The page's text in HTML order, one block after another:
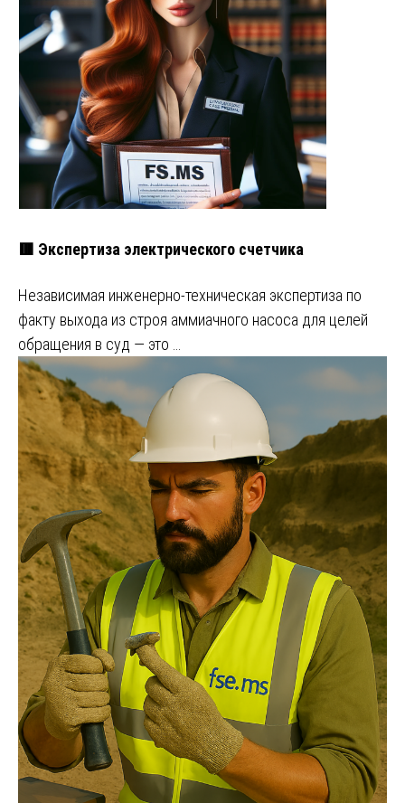
🟥 Экспертиза электрического счетчика
Независимая инженерно-техническая экспертиза по
факту выхода из строя аммиачного насоса для целей
обращения в суд — это …